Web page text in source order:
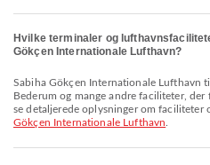
Hvilke terminaler og
Gökçen Internationale Lufthavn?
Sabiha Gökçen Internationale Lufthavn tilbyder Biludlejning, Børneværelse,
Bederum og mange andre faciliteter,
se detaljerede oplysninger om faciliteter
Gökçen Internationale Lufthavn